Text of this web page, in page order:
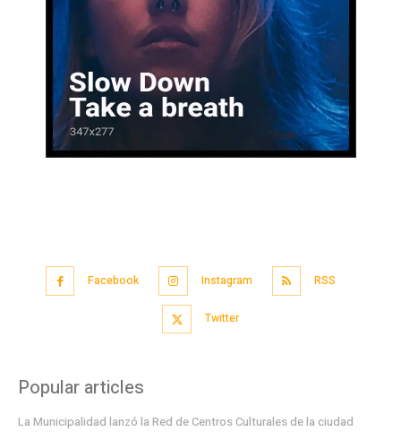
Facebook Instagram RSS
Twitter
Popular articles
La Municipalidad lanzó la Red de Centros Culturales de la ciudad